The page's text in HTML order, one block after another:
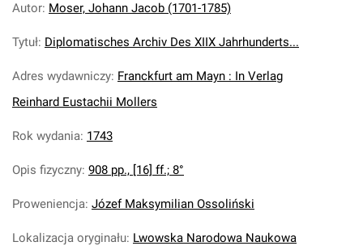
Autor: Moser, Johann Jacob (1701-1785)
Tytuł: Diplomatisches Archiv Des XIIX Jahrhunderts...
Adres wydawniczy: Franckfurt am Mayn : In Verlag
Reinhard Eustachii Mollers
Rok wydania: 1743
Opis fizyczny: 908 pp., [16] ff.; 8°
Proweniencja: Józef Maksymilian Ossoliński
Lokalizacja oryginału: Lwowska Narodowa Naukowa